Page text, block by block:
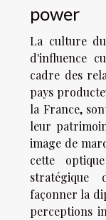
power
La culture
d'influence
cadre des
pays
la France,
leur
image de
cette
façonner la
perceptions